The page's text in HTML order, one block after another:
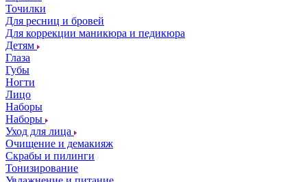
Точилки
Для ресниц и бровей
Для коррекции маникюра и педикюра
Детям
Глаза
Губы
Ногти
Лицо
Наборы
Наборы
Уход для лица
Очищение и демакияж
Скрабы и пилинги
Тонизирование